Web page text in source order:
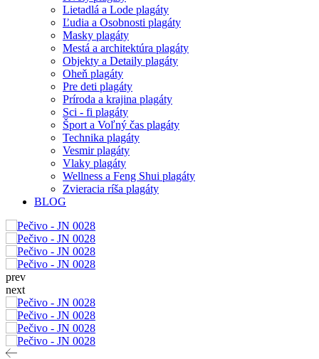
Lietadlá a Lode plagáty
Ľudia a Osobnosti plagáty
Masky plagáty
Mestá a architektúra plagáty
Objekty a Detaily plagáty
Oheň plagáty
Pre deti plagáty
Príroda a krajina plagáty
Sci - fi plagáty
Šport a Voľný čas plagáty
Technika plagáty
Vesmir plagáty
Vlaky plagáty
Wellness a Feng Shui plagáty
Zvieracia ríša plagáty
BLOG
prev
next